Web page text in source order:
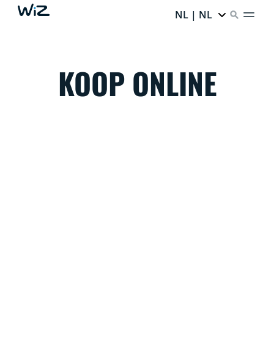
NL | NL
KOOP ONLINE